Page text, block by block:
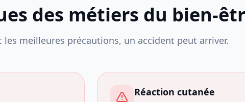
des métiers du bien-
les meilleures précautions, un accident peut arriver.
Réaction cutanée